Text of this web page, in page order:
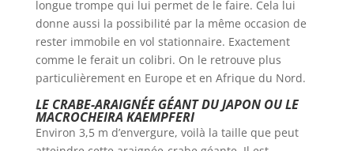
longue trompe qui lui permet de le faire. Cela lui
donne aussi la possibilité par la même occasion de
rester immobile en vol stationnaire. Exactement
comme le ferait un colibri. On le retrouve plus
particulièrement en Europe et en Afrique du Nord.
LE CRABE-ARAIGNÉE GÉANT DU JAPON OU LE
MACROCHEIRA KAEMPFERI
Environ 3,5 m d’envergure, voilà la taille que peut